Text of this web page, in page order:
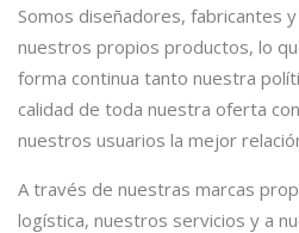
Somos diseñadores, fabricantes
nuestros propios productos, lo
forma continua tanto nuestra
calidad de toda nuestra oferta
nuestros usuarios la mejor
A través de nuestras marcas
logística, nuestros servicios y a